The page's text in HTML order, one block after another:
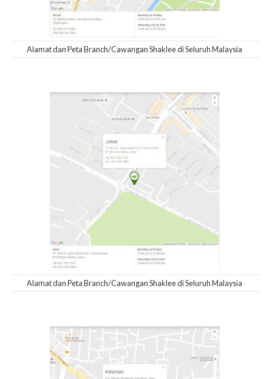
Alamat dan Peta Branch/Cawangan Shaklee di Seluruh Malaysia
Alamat dan Peta Branch/Cawangan Shaklee di Seluruh Malaysia